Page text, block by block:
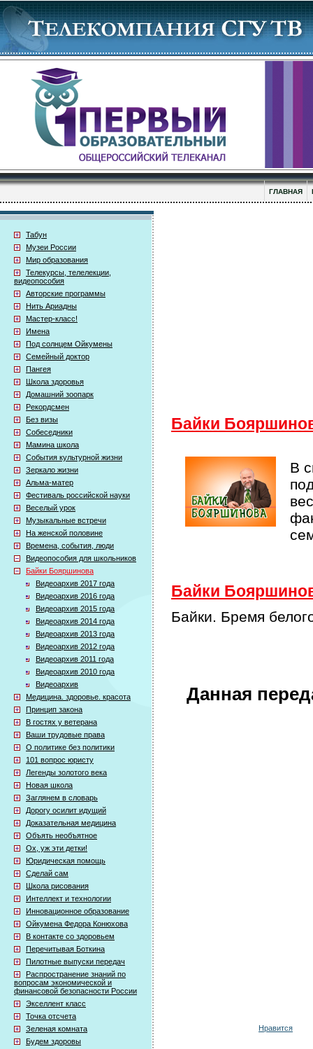
ГЛАВНАЯ
Табун
Музеи России
Мир образования
Телекурсы, телелекции,
видеопособия
Авторские программы
Нить Ариадны
Мастер-класс!
Имена
Под солнцем Ойкумены
Семейный доктор
Пангея
Школа здоровья
Домашний зоопарк
Рекордсмен
Без визы
Собеседники
Мамина школа
События культурной жизни
Зеркало жизни
Альма-матер
Фестиваль российской науки
Веселый урок
Музыкальные встречи
На женской половине
Времена, события, люди
Видеопособия для школьников
Байки Бояршинова
Видеоархив 2017 года
Видеоархив 2016 года
Видеоархив 2015 года
Видеоархив 2014 года
Видеоархив 2013 года
Видеоархив 2012 года
Видеоархив 2011 года
Видеоархив 2010 года
Видеоархив
Медицина. здоровье. красота
Принцип закона
В гостях у ветерана
Ваши трудовые права
О политике без политики
101 вопрос юристу
Легенды золотого века
Новая школа
Заглянем в словарь
Дорогу осилит идущий
Доказательная медицина
Объять необъятное
Ох, уж эти детки!
Юридическая помощь
Сделай сам
Школа рисования
Интеллект и технологии
Инновационное образование
Ойкумена Федора Конюхова
В контакте со здоровьем
Перечитывая Боткина
Пилотные выпуски передач
Распространение знаний по
вопросам экономической и
финансовой безопасности России
Экселлент класс
Точка отсчета
Зеленая комната
Будем здоровы
Байки
В
Байки
Байки. Бремя
Данная
Нравится